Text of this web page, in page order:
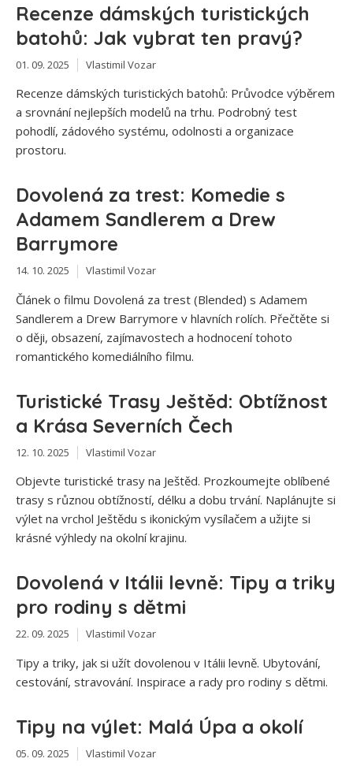
Recenze dámských turistických
batohů: Jak vybrat ten pravý?
01. 09. 2025 Vlastimil Vozar
Recenze dámských turistických batohů: Průvodce výběrem
a srovnání nejlepších modelů na trhu. Podrobný test
pohodlí, zádového systému, odolnosti a organizace
prostoru.
Dovolená za trest: Komedie s
Adamem Sandlerem a Drew
Barrymore
14. 10. 2025 Vlastimil Vozar
Článek o filmu Dovolená za trest (Blended) s Adamem
Sandlerem a Drew Barrymore v hlavních rolích. Přečtěte si
o ději, obsazení, zajímavostech a hodnocení tohoto
romantického komediálního filmu.
Turistické Trasy Ještěd: Obtížnost
a Krása Severních Čech
12. 10. 2025 Vlastimil Vozar
Objevte turistické trasy na Ještěd. Prozkoumejte oblíbené
trasy s různou obtížností, délku a dobu trvání. Naplánujte si
výlet na vrchol Ještědu s ikonickým vysílačem a užijte si
krásné výhledy na okolní krajinu.
Dovolená v Itálii levně: Tipy a triky
pro rodiny s dětmi
22. 09. 2025 Vlastimil Vozar
Tipy a triky, jak si užít dovolenou v Itálii levně. Ubytování,
cestování, stravování. Inspirace a rady pro rodiny s dětmi.
Tipy na výlet: Malá Úpa a okolí
05. 09. 2025 Vlastimil Vozar